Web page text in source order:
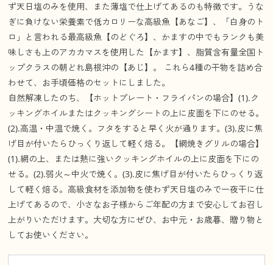
ず天日塩のみを使用、また薄塩で仕上げてあるのも特徴です。うな
ぎに負けない栄養素で低カロリーな高級魚【あなご】、「白身のト
ロ」と言われる最高級魚【のどぐろ】、かますの中でもランクも美
味しさも上のアカカマスを使用した【かます】、脂質含有量全国ト
ップクラスの朝どれ島根沖の【あじ】。 これら4種の干物を詰め合
わせて、お手頃価格のセットにしました。
自然解凍したのち、【ホットプレート・フライパンの場合】(1).ク
ッキングホイルまたはクッキングシートの上に皮面を下にのせる。
(2).高温・中温で焼く。フタをすると早く火が通ります。(3).皮に焦
げ目が付いたらひっくり返して軽く焙る。【網焼きグリルの場合】
(1).網の上、または熱に強いクッキングホイルの上に皮面を下にの
せる。(2).弱火～中火で焼く。(3).皮に焦げ目が付いたらひっくり返
して軽く焙る。高級食材を添加物を使わず天日塩のみで一夜干に仕
上げてあるので、小さなお子様からご年配の方まで安心してお召し
上がりいただけます。大切な方にぜひ、お中元・お歳暮、贈り物と
してお使いください。